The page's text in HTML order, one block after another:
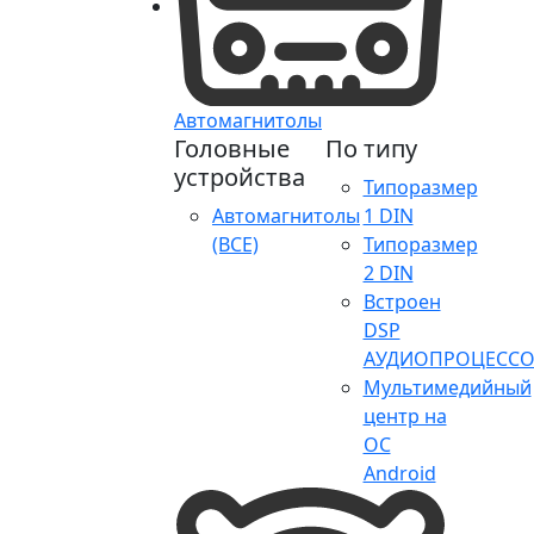
Автомагнитолы
Головные
устройства
Автомагнитолы
(ВСЕ)
По типу
Типоразмер
1 DIN
Типоразмер
2 DIN
Встроен
DSP
Мультимедийный
центр на
ОС
Android